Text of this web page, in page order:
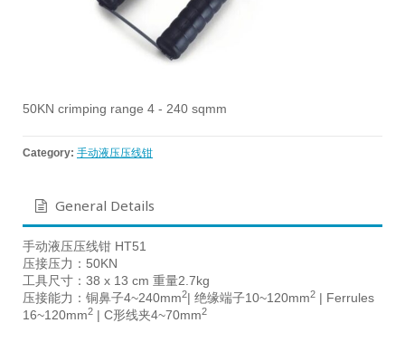
50KN crimping range 4 - 240 sqmm
Category: 手动液压压线钳
General Details
手动液压压线钳 HT51
压接压力：50KN
工具尺寸：38 x 13 cm 重量2.7kg
压接能力：铜鼻子4~240mm2| 绝缘端子10~120mm2 | Ferrules
16~120mm2 | C形线夹4~70mm2